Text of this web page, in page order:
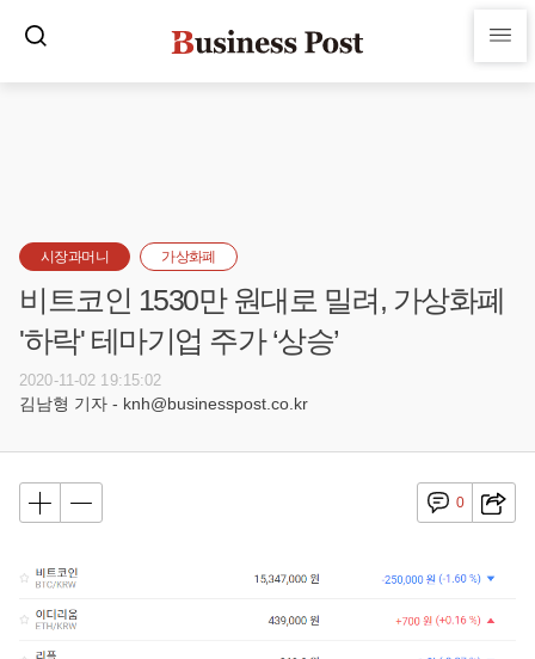
시장과머니 가상화폐
비트코인 1530만 원대로 밀려, 가상화폐
'하락' 테마기업 주가 ‘상승’
2020-11-02 19:15:02
김남형 기자 - knh@businesspost.co.kr
0